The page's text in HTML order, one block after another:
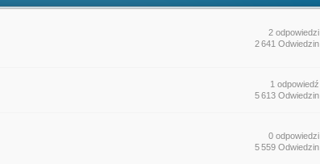
2 odpowiedzi
2 641 Odwiedzin
1 odpowiedź
5 613 Odwiedzin
0 odpowiedzi
5 559 Odwiedzin